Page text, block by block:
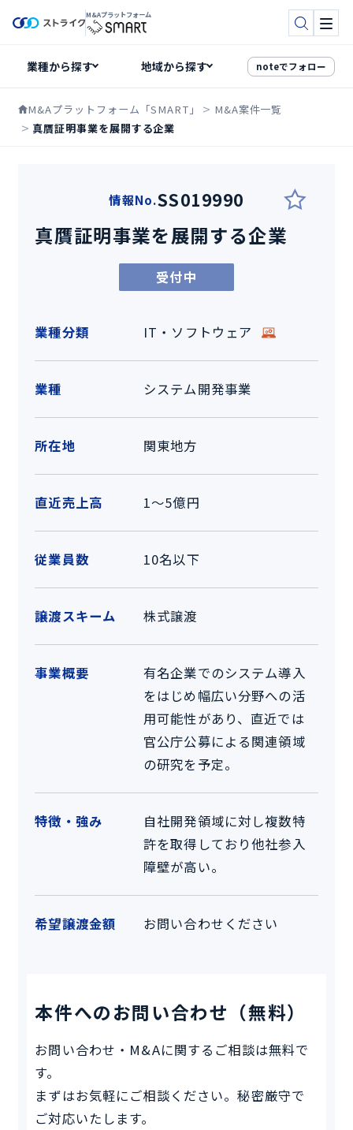
M&Aプラットフォーム
検索メ
noteでフォロー
M&Aプラットフォーム「SMART」
M&A案件一覧
真贋証明事業を展開する企業
情報No.SS019990
真贋証明事業を展開する企業
受付中
業種分類 IT・ソフトウェア
業種 システム開発事業
所在地 関東地方
直近売上高 1～5億円
従業員数 10名以下
譲渡スキーム 株式譲渡
事業概要
有名企業でのシステム導入
をはじめ幅広い分野への活
用可能性があり、直近では
官公庁公募による関連領域
の研究を予定。
特徴・強み
自社開発領域に対し複数特
許を取得しており他社参入
障壁が高い。
希望譲渡金額 お問い合わせください
本件へのお問い合わせ（無料）
お問い合わせ・M&Aに関するご相談は無料で
す。
まずはお気軽にご相談ください。秘密厳守で
ご対応いたします。